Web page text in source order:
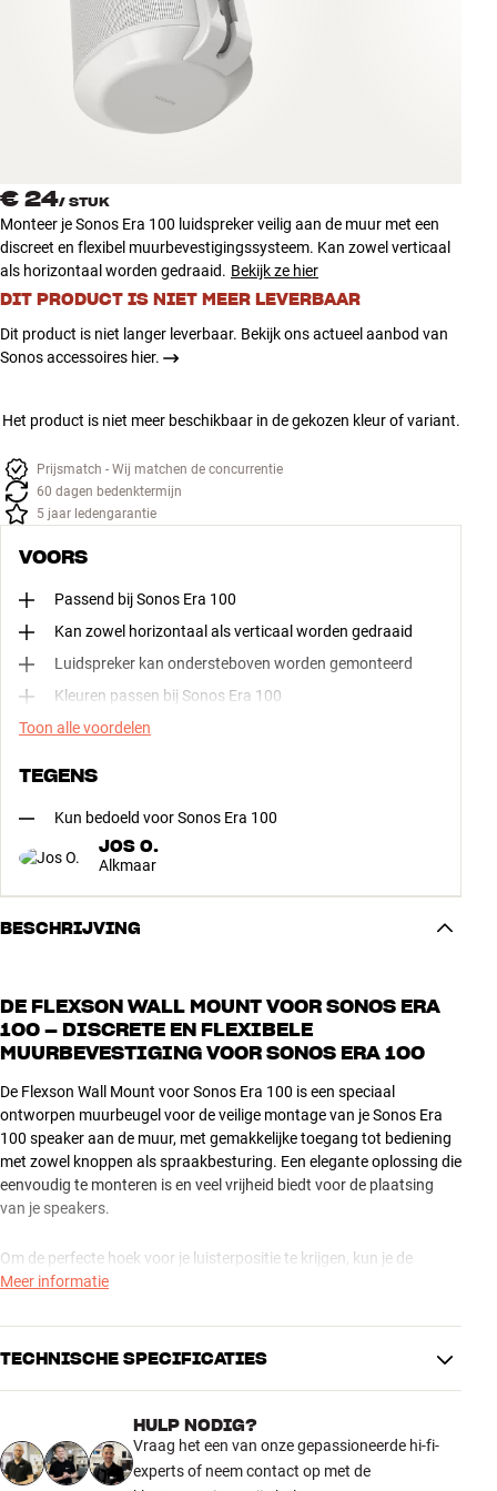
Accessoires
INSPIRATIE
MERKEN
AANBIEDINGEN
Winkels
Klantenservice
€ 24/ STUK
Monteer je Sonos Era 100 luidspreker veilig aan de muur met een
discreet en flexibel muurbevestigingssysteem. Kan zowel verticaal
als horizontaal worden gedraaid. Bekijk ze hier
DIT PRODUCT IS NIET MEER LEVERBAAR
Dit product is niet langer leverbaar. Bekijk ons actueel aanbod van
Sonos accessoires hier.
Het product is niet meer beschikbaar in de gekozen kleur of variant.
Prijsmatch - Wij matchen de concurrentie
60 dagen bedenktermijn
5 jaar ledengarantie
VOORS
Passend bij Sonos Era 100
Kan zowel horizontaal als verticaal worden gedraaid
Luidspreker kan ondersteboven worden gemonteerd
Kleuren passen bij Sonos Era 100
Toon alle voordelen
TEGENS
Kun bedoeld voor Sonos Era 100
JOS O.
Alkmaar
BESCHRIJVING
DE FLEXSON WALL MOUNT VOOR SONOS ERA
100 – DISCRETE EN FLEXIBELE
MUURBEVESTIGING VOOR SONOS ERA 100
De Flexson Wall Mount voor Sonos Era 100 is een speciaal
ontworpen muurbeugel voor de veilige montage van je Sonos Era
100 speaker aan de muur, met gemakkelijke toegang tot bediening
met zowel knoppen als spraakbesturing. Een elegante oplossing die
eenvoudig te monteren is en veel vrijheid biedt voor de plaatsing
van je speakers.
Om de perfecte hoek voor je luisterpositie te krijgen, kun je de
muurbeugel tot 40 graden horizontaal in elke richting draaien en tot
gebruiksgemak kun je de beugel ondersteboven monteren, zodat de
speaker naar beneden wijst, bijvoorbeeld bij hoge montage onder
Flexson Wall Mount voor Sonos Era 100 is verkrijgbaar in meerdere
kleuren die bij je Sonos speaker passen.
Meer van Flexson
Meer informatie
TECHNISCHE SPECIFICATIES
Inclusief uitbreidingskabel
HULP NODIG?
Vraag het een van onze gepassioneerde hi-fi-
experts of neem contact op met de